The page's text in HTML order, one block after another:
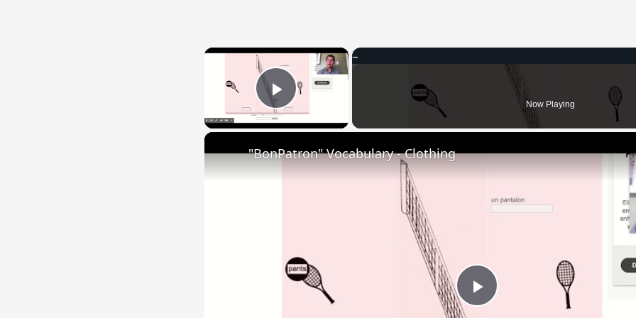
×
Play Video Now Playing
Play
"BonPatron" Vocabulary - Clothing